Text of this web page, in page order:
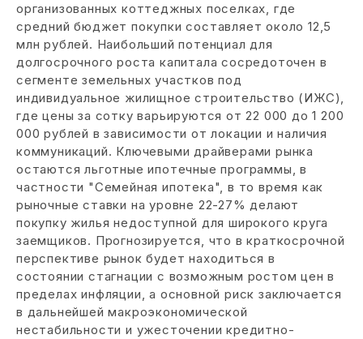
организованных коттеджных поселках, где
средний бюджет покупки составляет около 12,5
млн рублей. Наибольший потенциал для
долгосрочного роста капитала сосредоточен в
сегменте земельных участков под
индивидуальное жилищное строительство (ИЖС),
где цены за сотку варьируются от 22 000 до 1 200
000 рублей в зависимости от локации и наличия
коммуникаций. Ключевыми драйверами рынка
остаются льготные ипотечные программы, в
частности "Семейная ипотека", в то время как
рыночные ставки на уровне 22-27% делают
покупку жилья недоступной для широкого круга
заемщиков. Прогнозируется, что в краткосрочной
перспективе рынок будет находиться в
состоянии стагнации с возможным ростом цен в
пределах инфляции, а основной риск заключается
в дальнейшей макроэкономической
нестабильности и ужесточении кредитно-